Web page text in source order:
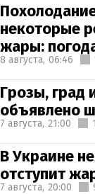
некоторые
жары:
8 августа, 06:46
Грозы, град
объявлено
7 августа, 21:00
В Украине
отступит
7 августа, 20:00